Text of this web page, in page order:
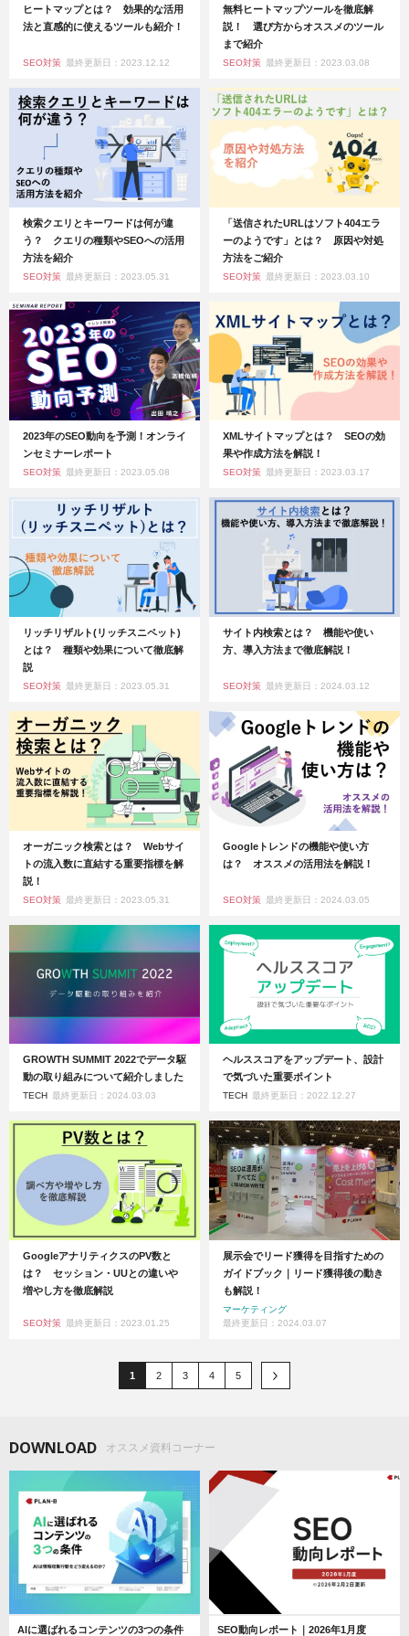
ヒートマップとは？ 効果的な活用
法と直感的に使えるツールも紹介！
SEO対策 最終更新日：2023.12.12
無料ヒートマップツールを徹底解
説！ 選び方からオススメのツール
まで紹介
SEO対策 最終更新日：2023.03.08
検索クエリとキーワードは何が違
う？ クエリの種類やSEOへの活用
方法を紹介
SEO対策 最終更新日：2023.05.31
「送信されたURLはソフト404エラ
ーのようです」とは？ 原因や対処
方法をご紹介
SEO対策 最終更新日：2023.03.10
2023年のSEO動向を予測！オンライ
ンセミナーレポート
SEO対策 最終更新日：2023.05.08
XMLサイトマップとは？ SEOの効
果や作成方法を解説！
SEO対策 最終更新日：2023.03.17
リッチリザルト(リッチスニペット)
とは？ 種類や効果について徹底解
説
SEO対策 最終更新日：2023.05.31
サイト内検索とは？ 機能や使い
方、導入方法まで徹底解説！
SEO対策 最終更新日：2024.03.12
オーガニック検索とは？ Webサイ
トの流入数に直結する重要指標を解
説！
SEO対策 最終更新日：2023.05.31
Googleトレンドの機能や使い方
は？ オススメの活用法を解説！
SEO対策 最終更新日：2024.03.05
GROWTH SUMMIT 2022でデータ駆
動の取り組みについて紹介しました
TECH 最終更新日：2024.03.03
ヘルススコアをアップデート、設計
で気づいた重要ポイント
TECH 最終更新日：2022.12.27
GoogleアナリティクスのPV数と
は？ セッション・UUとの違いや
増やし方を徹底解説
SEO対策 最終更新日：2023.01.25
展示会でリード獲得を目指すための
ガイドブック｜リード獲得後の動き
も解説！
マーケティング
最終更新日：2024.03.07
1 2 3 4 5
DOWNLOAD オススメ資料コーナー
AIに選ばれるコンテンツの3つの条件 SEO動向レポート｜2026年1月度